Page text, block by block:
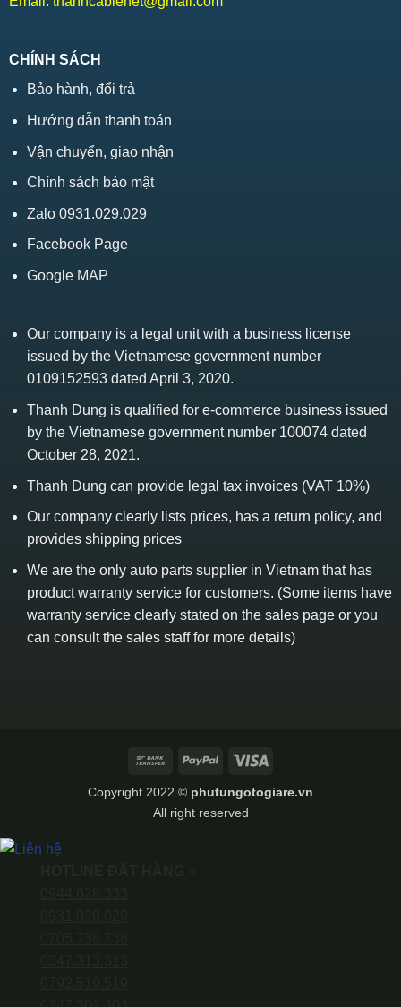
CHÍNH SÁCH
Bảo hành, đổi trả
Hướng dẫn thanh toán
Vận chuyển, giao nhận
Chính sách bảo mật
Zalo 0931.029.029
Facebook Page
Google MAP
Our company is a legal unit with a business license
issued by the Vietnamese government number
0109152593 dated April 3, 2020.
Thanh Dung is qualified for e-commerce business issued
by the Vietnamese government number 100074 dated
October 28, 2021.
Thanh Dung can provide legal tax invoices (VAT 10%)
Our company clearly lists prices, has a return policy, and
provides shipping prices
We are the only auto parts supplier in Vietnam that has
product warranty service for customers. (Some items have
warranty service clearly stated on the sales page or you
can consult the sales staff for more details)
Bank
PayPal
Copyright 2022 © phutungotogiare.vn
All right reserved